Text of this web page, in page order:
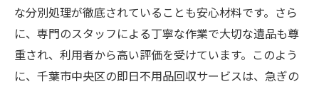
な分別処理が徹底されていることも安心材料です。さら
に、専門のスタッフによる丁寧な作業で大切な遺品も尊
重され、利用者から高い評価を受けています。このよう
に、千葉市中央区の即日不用品回収サービスは、急ぎの